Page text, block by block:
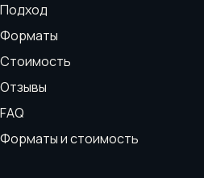
Подход
Форматы
Стоимость
Отзывы
FAQ
Форматы и стоимость